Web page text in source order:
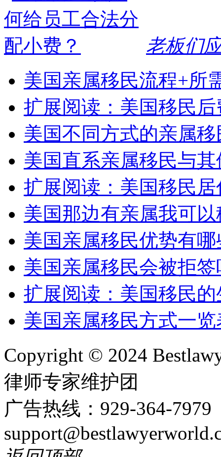
老板们
美国亲属移民流程+所
扩展阅读：美国移民后
美国不同方式的亲属
美国直系亲属移民与
扩展阅读：美国移民
美国那边有亲属我可
美国亲属移民优势有
美国亲属移民会被拒
扩展阅读：美国移民
美国亲属移民方式一览
Copyright © 2024
律师专家维护团
广告热线：929-364-